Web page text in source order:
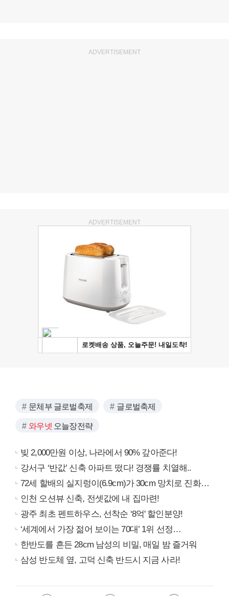
ADVERTISEMENT
ADVERTISEMENT
문체부 글로벌축제 글로벌축제
와우넷 오늘장전략
빚 2,000만원 이상, 나라에서 90% 갚아준다!
강서구 ‘반값’ 신축 아파트 떴다! 경쟁률 치열해..
72세 할배의 실지렁이(6.9cm)가 30cm 망치로 진화…
인천 오션뷰 신축, 전셋값에 내 집마련!
광주 최초 펜트하우스, 선착순 ‘8억' 할인분양!
‘세계에서 가장 젊어 보이는 70대’ 1위 선정…
한반도를 흔든 28cm 남성의 비밀, 매일 밤 즐거워
삼성 반도체 옆, 고덕 신축 반드시 지금 사라!